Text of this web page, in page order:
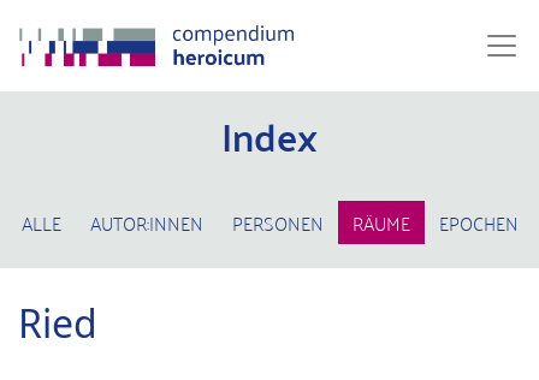
Index
ALLE AUTOR:INNEN PERSONEN RÄUME EPOCHEN
Ried